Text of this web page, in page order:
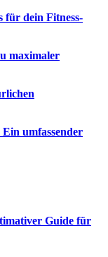
für dein Fitness-
maximaler
umfassender
Guide für